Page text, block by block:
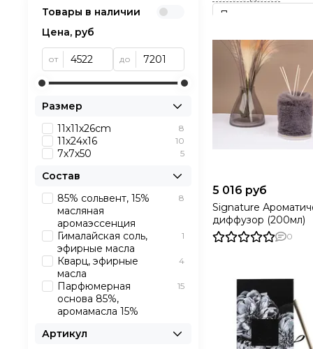
 Sweet Nectar -
Ароматические
идеальное
делает «Crystal»
дизайн •
сочетание
нотами пихты и
Эксклюзивная
аромат:
крышкой •
кристаллами
наполнит ваше
стиля.
5 016 руб
Signature
диффузор (200мл)
0
Товары в наличии
Цена, руб
от до
Размер
11х11х26cm
8
11х24х16 10
7х7х50 5
Состав
85% сольвент, 15%
масляная
аромаэссенция
8
Гималайская соль,
эфирные масла
1
Кварц, эфирные
масла
4
Парфюмерная
основа 85%,
аромамасла 15%
15
Артикул